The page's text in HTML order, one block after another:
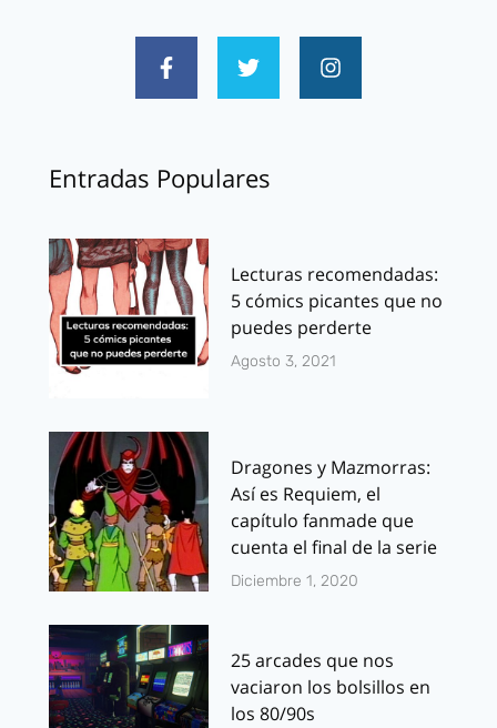
Entradas Populares
Lecturas recomendadas:
5 cómics picantes que no
puedes perderte
Agosto 3, 2021
Dragones y Mazmorras:
Así es Requiem, el
capítulo fanmade que
cuenta el final de la serie
Diciembre 1, 2020
25 arcades que nos
vaciaron los bolsillos en
los 80/90s